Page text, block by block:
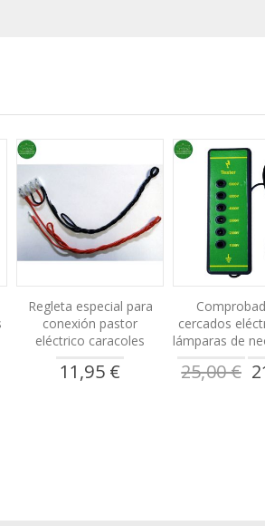
Regleta especial para
conexión pastor
eléctrico caracoles
11,95 €
cercados
lámparas de
25,00 €